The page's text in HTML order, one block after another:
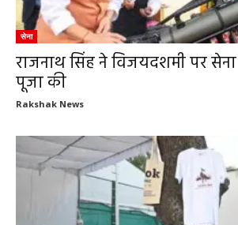
सेना
राजनाथ सिंह ने विजयदशमी पर
पूजा की
Rakshak News